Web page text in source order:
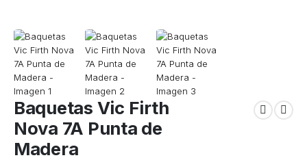
Baquetas Vic Firth
Nova 7A Punta de
Madera